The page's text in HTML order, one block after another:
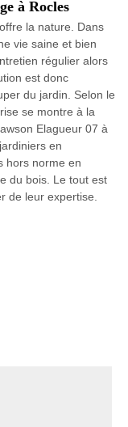
à Rocles
la nature. Dans
vie saine et bien
régulier alors
est donc
du jardin. Selon le
se montre à la
Elagueur 07 à
en
hors norme en
du bois. Le tout est
de leur expertise.